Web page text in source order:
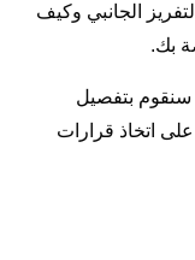
الجانبي وكيف
بك.
سنقوم بتفصيل
اتخاذ قرارات